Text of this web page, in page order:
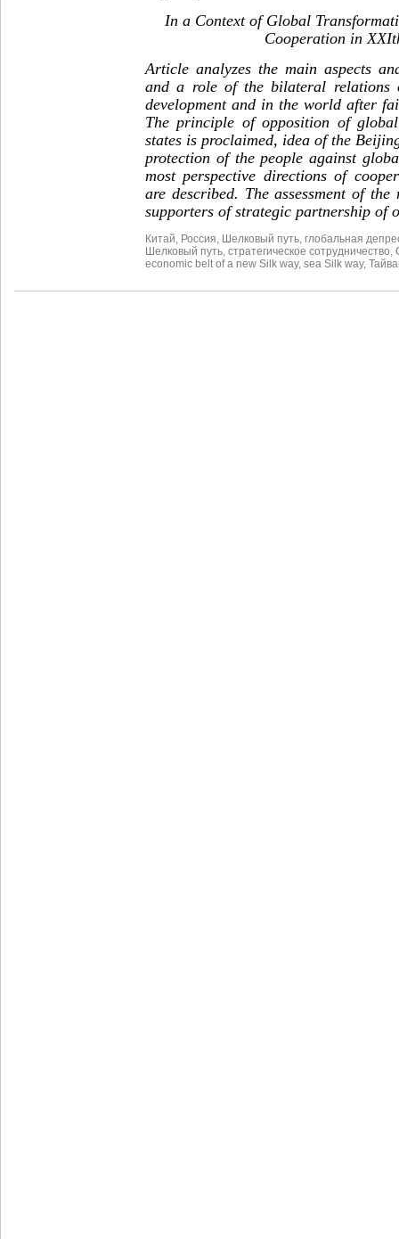
In a Context of Global
Cooperation in
Article analyzes the main aspects
and a role of the bilateral relations
development and in the world after
The principle of opposition of
states is proclaimed, idea of the
protection of the people against
most perspective directions of
are described. The assessment of
supporters of strategic partnership of
Китай Россия Шелковый путь глобальная
Шелковый путь стратегическое сотрудничество
economic belt of a new Silk way, sea Silk way,